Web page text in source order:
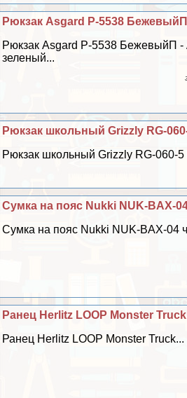
Рюкзак Asgard Р-5538
Рюкзак Asgard Р-5538 БежевыйП -
зеленый...
Рюкзак школьный Grizzly RG-
Рюкзак школьный Grizzly RG-060-5
Сумка на пояс Nukki NUK-BAX-
Сумка на пояс Nukki NUK-BAX-04
Ранец Herlitz LOOP Monster Truck
Ранец Herlitz LOOP Monster Truck...